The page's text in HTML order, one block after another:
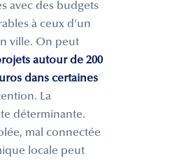
avec des budgets
à ceux d’un
ville. On peut
autour de 200
dans certaines
La
déterminante.
mal connectée
locale peut